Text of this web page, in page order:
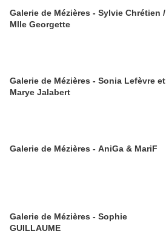
Galerie de Mézières - Sylvie Chrétien /
Mlle Georgette
Galerie de Mézières - Sonia Lefèvre et
Marye Jalabert
Galerie de Mézières - AniGa & MariF
Galerie de Mézières - Sophie
GUILLAUME